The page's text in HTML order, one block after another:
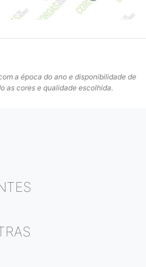
a época do ano e disponibilidade de
as cores e qualidade escolhida.